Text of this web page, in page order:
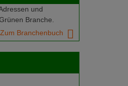
und
Branche.
Zum Branchenbuch